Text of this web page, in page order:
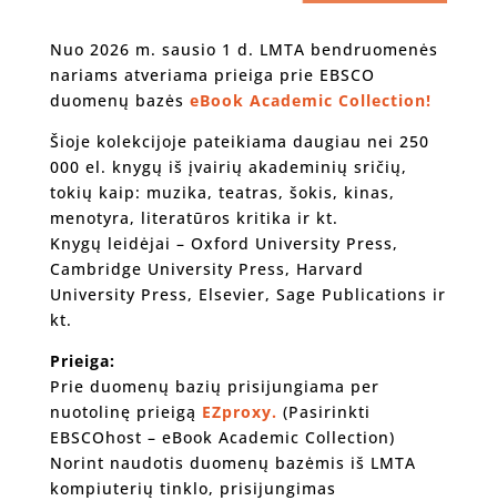
Nuo 2026 m. sausio 1 d. LMTA bendruomenės
nariams atveriama prieiga prie EBSCO
duomenų bazės eBook Academic Collection!
Šioje kolekcijoje pateikiama daugiau nei 250
000 el. knygų iš įvairių akademinių sričių,
tokių kaip: muzika, teatras, šokis, kinas,
menotyra, literatūros kritika ir kt.
Knygų leidėjai – Oxford University Press,
Cambridge University Press, Harvard
University Press, Elsevier, Sage Publications ir
kt.
Prieiga:
Prie duomenų bazių prisijungiama per
nuotolinę prieigą EZproxy. (Pasirinkti
EBSCOhost – eBook Academic Collection)
Norint naudotis duomenų bazėmis iš LMTA
kompiuterių tinklo, prisijungimas